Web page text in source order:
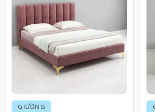
GIƯỜNG